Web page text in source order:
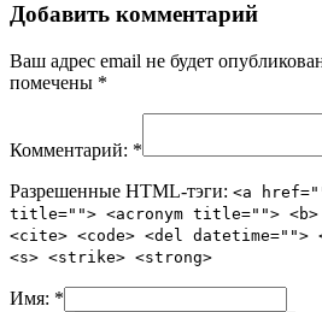
Добавить комментарий
Ваш адрес email не будет
помечены *
Комментарий: *
Разрешенные HTML-тэги: <a
title=""> <acronym title=""> <b>
<cite> <code> <del datetime="">
<s> <strike> <strong>
Имя: *